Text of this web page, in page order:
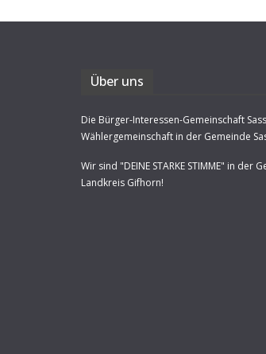
Über uns
Die Bürger-Interessen-Gemeinschaft
Wählergemeinschaft in der Gemeinde
Wir sind "DEINE STARKE STIMME" in der
Landkreis Gifhorn!